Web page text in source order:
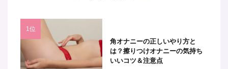
角オナニーの正しいやり方と
は？擦りつけオナニーの気持ち
いいコツ＆注意点